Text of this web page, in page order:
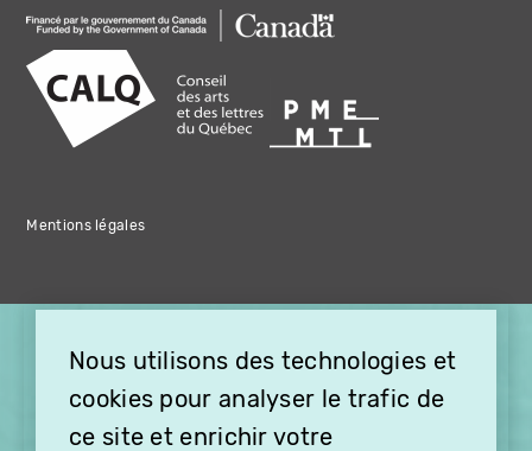
Mentions légales
Nous utilisons des technologies et
cookies pour analyser le trafic de
ce site et enrichir votre
OFFREZ LA VIDÉO EN
CADEAU, ABONNEZ VOS
PROCHES À VITHÈQUE !